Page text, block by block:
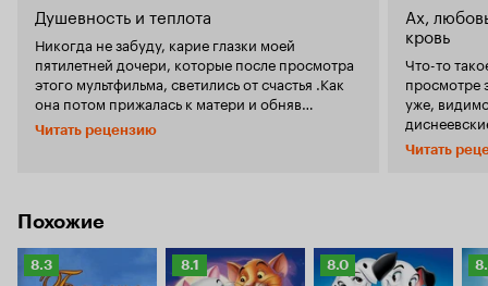
Душевность и теплота
Никогда не забуду, карие глазки моей
пятилетней дочери, которые после просмотра
этого мультфильма, светились от счастья .Как
она потом прижалась к матери и обняв
коробку VHSкассеты, от этого мультика
сказала: -Мамочка, пожалуйста, давай
эту сказку. Необычайная теплота, душевность
пропитан теплом и любовью ,что по
прошествии стольких лет ЛЕДИ И БРОДЯГА,
Читать рецензию
Ах,
кровь
Что-то
просмотре
уже,
впечатлило. Скучно.
скуке у
то все так
Читать
Похожие
Рейтинг
8.3
Рейтинг
8.1
Рейтинг
8.0